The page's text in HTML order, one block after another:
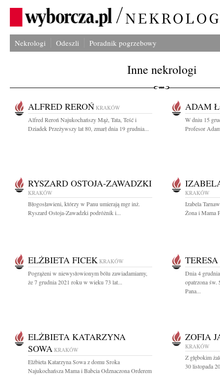
Nekrologi Odeszli Poradnik pogrzebowy
Inne nekrologi
ALFRED REROŃ KRAKÓW
Alfred Reroń Najukochańszy Mąż, Tata, Teść i
Dziadek Przeżywszy lat 80, zmarł dnia 19 grudnia...
ADAM
W dniu 15
Profesor
RYSZARD OSTOJA-ZAWADZKI
KRAKÓW
Błogosławieni, którzy w Panu umierają mgr inż.
Ryszard Ostoja-Zawadzki podróżnik i...
KRAKÓW
Izabela
Żona i Mama
ELŻBIETA FICEK KRAKÓW
Pogrążeni w niewysłowionym bólu zawiadamiamy,
że 7 grudnia 2021 roku w wieku 73 lat...
Dnia 4
opatrzona św.
Pana...
ELŻBIETA KATARZYNA
SOWA KRAKÓW
Elżbieta Katarzyna Sowa z domu Sroka
Najukochańsza Mama i Babcia Odznaczona Orderem
ZOFIA
KRAKÓW
Z głębokim
30 listopada